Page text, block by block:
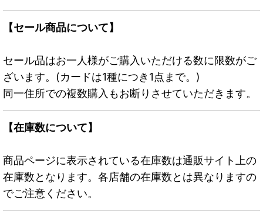
【セール商品について】
セール品はお一人様がご購入いただける数に限数がご
ざいます。(カードは1種につき1点まで。)
同一住所での複数購入もお断りさせていただきます。
【在庫数について】
商品ページに表示されている在庫数は通販サイト上の
在庫数となります。各店舗の在庫数とは異なりますの
でご注意ください。